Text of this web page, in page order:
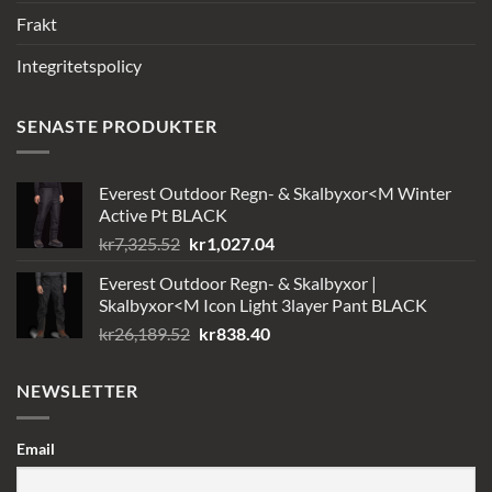
Frakt
Integritetspolicy
SENASTE PRODUKTER
Everest Outdoor Regn- & Skalbyxor<M Winter
Active Pt BLACK
kr7,325.52 Det
priset
var:
kr7,325.52.
kr1,027.04Det
priset
är:
Everest Outdoor Regn- & Skalbyxor |
Skalbyxor<M Icon Light 3layer Pant BLACK
kr26,189.52 Det
kr838.40Det
NEWSLETTER
Email